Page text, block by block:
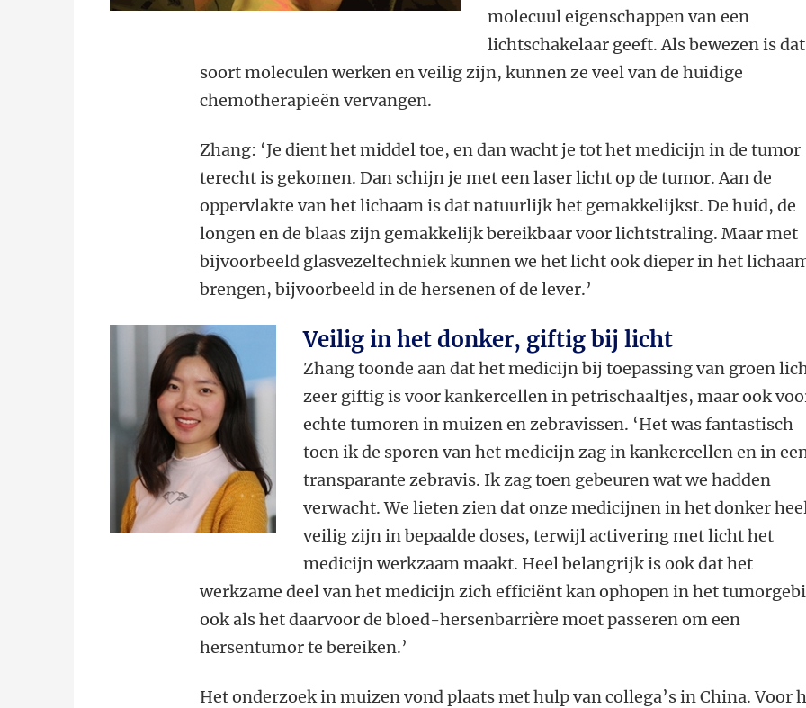
molecuul eigenschappen van een
lichtschakelaar geeft. Als bewezen is
soort moleculen werken en veilig zijn, kunnen ze veel van de huidige
chemotherapieën vervangen.
Zhang: ‘Je dient het middel toe, en dan wacht je tot het medicijn in de tumor
terecht is gekomen. Dan schijn je met een laser licht op de tumor. Aan de
oppervlakte van het lichaam is dat natuurlijk het gemakkelijkst. De huid, de
longen en de blaas zijn gemakkelijk bereikbaar voor lichtstraling. Maar met
bijvoorbeeld glasvezeltechniek kunnen we het licht ook dieper in het
brengen, bijvoorbeeld in de hersenen of de lever.’
Veilig in het donker, giftig bij licht
Zhang toonde aan dat het medicijn bij toepassing van groen
zeer giftig is voor kankercellen in petrischaaltjes, maar ook
echte tumoren in muizen en zebravissen. ‘Het was fantastisch
toen ik de sporen van het medicijn zag in kankercellen en in
transparante zebravis. Ik zag toen gebeuren wat we hadden
verwacht. We lieten zien dat onze medicijnen in het donker
veilig zijn in bepaalde doses, terwijl activering met licht het
medicijn werkzaam maakt. Heel belangrijk is ook dat het
werkzame deel van het medicijn zich efficiënt kan ophopen in het
ook als het daarvoor de bloed-hersenbarrière moet passeren om een
hersentumor te bereiken.’
Het onderzoek in muizen vond plaats met hulp van collega’s in China. Voor